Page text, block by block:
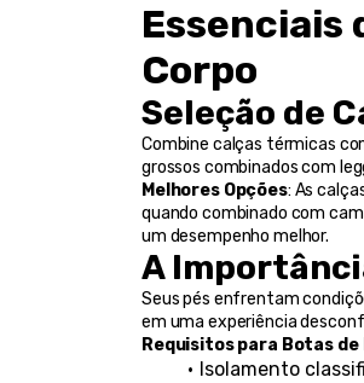
Essenciais
Corpo
Seleção de
Combine calças térmicas
grossos combinados com
Melhores Opções: As
quando combinado com
um desempenho melhor.
A
Seus pés enfrentam
em uma experiência
Requisitos para Botas de
Isolamento